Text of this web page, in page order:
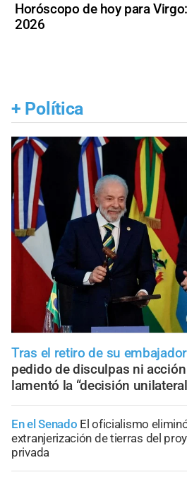
Horóscopo de hoy para
2026
+ Política
Tras el retiro de su
pedido de disculpas ni
lamentó la “decisión
En el Senado El oficialismo
extranjerización de tierras del
privada